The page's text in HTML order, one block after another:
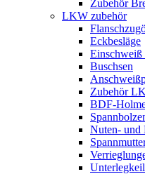
Zubehör
LKW zubehör
Eckbesläge
Einschweiß
Buschsen
Zubehör
BDF-
Nuten- und